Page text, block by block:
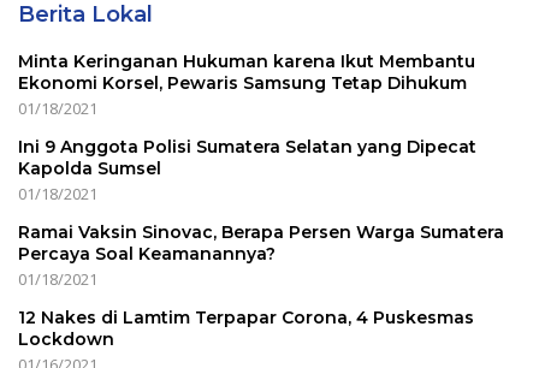
Berita Lokal
Minta Keringanan Hukuman karena Ikut Membantu
Ekonomi Korsel, Pewaris Samsung Tetap Dihukum
01/18/2021
Ini 9 Anggota Polisi Sumatera Selatan yang Dipecat
Kapolda Sumsel
01/18/2021
Ramai Vaksin Sinovac, Berapa Persen Warga Sumatera
Percaya Soal Keamanannya?
01/18/2021
12 Nakes di Lamtim Terpapar Corona, 4 Puskesmas
Lockdown